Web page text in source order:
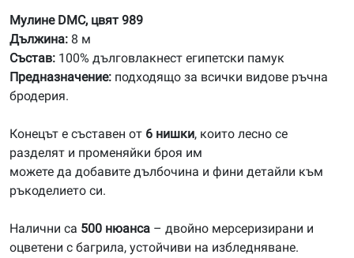
Мулине DMC, цвят 989
Дължина: 8 м
Състав: 100% дълговлакнест египетски памук
Предназначение: подходящо за всички видове ръчна
бродерия.
Конецът е съставен от 6 нишки, които лесно се
разделят и променяйки броя им
можете да добавите дълбочина и фини детайли към
ръкоделието си.
Налични са 500 нюанса – двойно мерсеризирани и
оцветени с багрила, устойчиви на избледняване.